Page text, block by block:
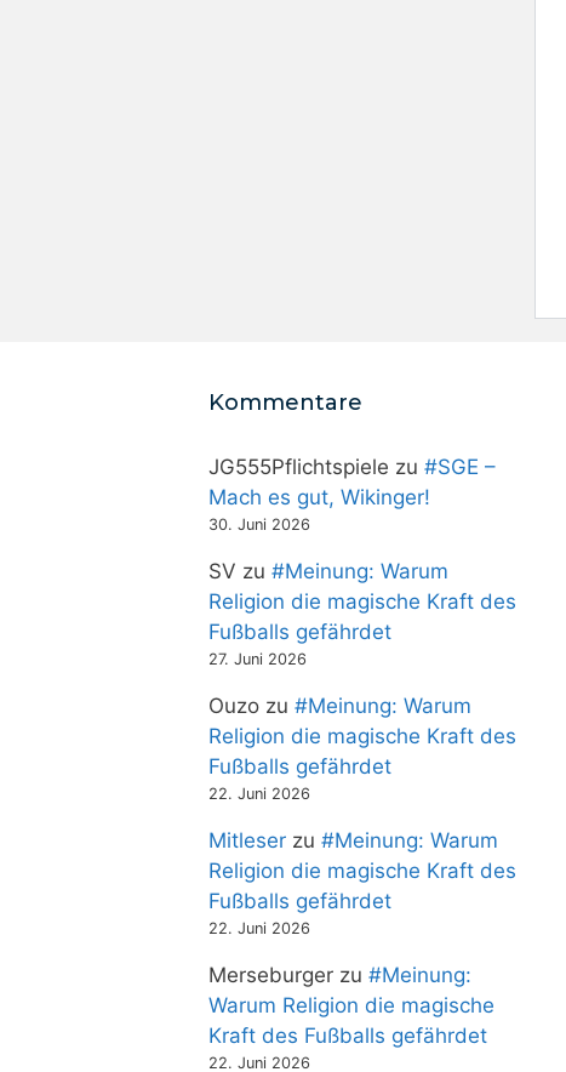
Kommentare
JG555Pflichtspiele zu #SGE –
Mach es gut, Wikinger!
30. Juni 2026
SV zu #Meinung: Warum
Religion die magische Kraft des
Fußballs gefährdet
27. Juni 2026
Ouzo zu #Meinung: Warum
Religion die magische Kraft des
Fußballs gefährdet
22. Juni 2026
Mitleser zu #Meinung: Warum
Religion die magische Kraft des
Fußballs gefährdet
22. Juni 2026
Merseburger zu #Meinung:
Warum Religion die magische
Kraft des Fußballs gefährdet
22. Juni 2026